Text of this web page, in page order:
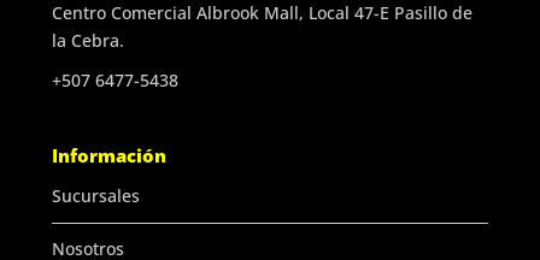
Centro Comercial Albrook Mall, Local 47-E Pasillo de
la Cebra.
+507 6477-5438
Información
Sucursales
Nosotros